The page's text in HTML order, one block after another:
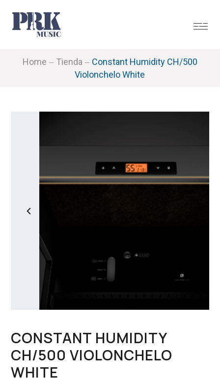
Home Tienda
Constant Humidity CH/500
Violonchelo White
CONSTANT HUMIDITY
CH/500 VIOLONCHELO
WHITE